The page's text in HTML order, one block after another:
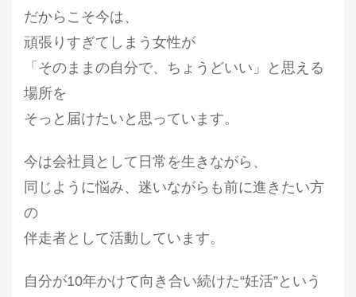
だからこそ今は、
頑張りすぎてしまう女性が
「そのままの自分で、ちょうどいい」と思える
場所を
そっと届けたいと思っています。
今は会社員として日常を生きながら、
同じように悩み、迷いながらも前に進きたい方
の
伴走者として活動しています。
自分が10年かけて向き合い続けた“妊活”という